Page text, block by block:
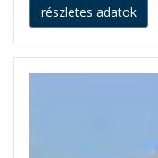
részletes adatok